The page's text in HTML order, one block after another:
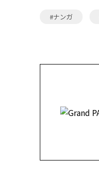
#ナンガ